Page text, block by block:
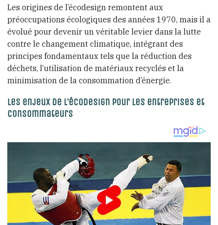
Les origines de l’écodesign remontent aux
préoccupations écologiques des années 1970, mais il a
évolué pour devenir un véritable levier dans la lutte
contre le changement climatique, intégrant des
principes fondamentaux tels que la réduction des
déchets, l’utilisation de matériaux recyclés et la
minimisation de la consommation d’énergie.
Les enjeux de l’écodesign pour les entreprises et
consommateurs